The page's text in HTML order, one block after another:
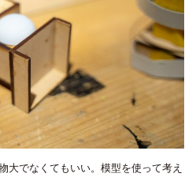
大でなくてもいい。模型を使って考え